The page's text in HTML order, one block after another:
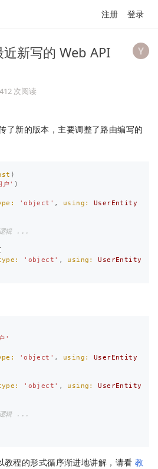
注册 登录
新写的 Web API
次阅读
了新的版本，主要调整了路由编写的
)
户' )
'object' , using: UserEntity
逻辑 ...
'object' , using: UserEntity
'
'object' , using: UserEntity
'object' , using: UserEntity
逻辑 ...
教程的形式循序渐进地讲解，请看 教